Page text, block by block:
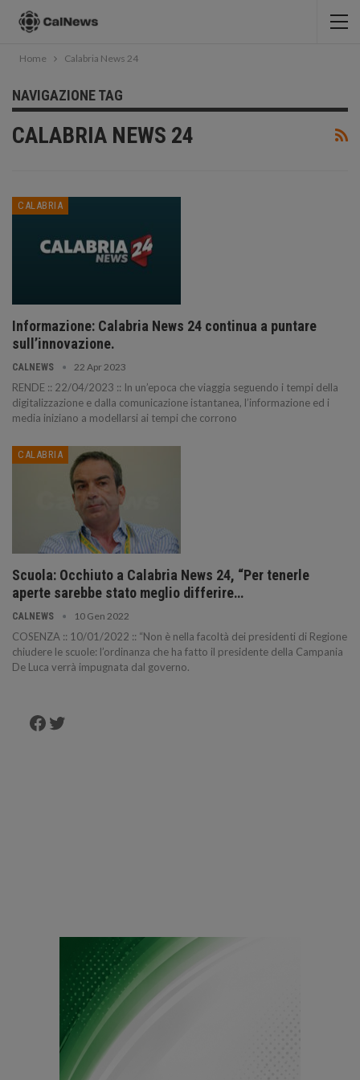
Home Calabria News 24
NAVIGAZIONE TAG
CALABRIA NEWS 24
CALABRIA
Informazione: Calabria News 24 continua a puntare
sull’innovazione.
CALNEWS 22 Apr 2023
RENDE :: 22/04/2023 :: In un’epoca che viaggia seguendo i tempi della
digitalizzazione e dalla comunicazione istantanea, l’informazione ed i
media iniziano a modellarsi ai tempi che corrono
CALABRIA
Scuola: Occhiuto a Calabria News 24, “Per tenerle
aperte sarebbe stato meglio differire…
CALNEWS 10 Gen 2022
COSENZA :: 10/01/2022 :: “Non è nella facoltà dei presidenti di Regione
chiudere le scuole: l’ordinanza che ha fatto il presidente della Campania
De Luca verrà impugnata dal governo.
Facebook
Twitter